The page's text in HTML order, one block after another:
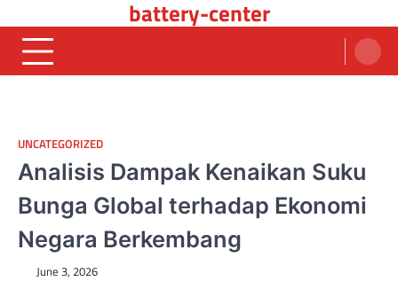
to
content
battery-center
UNCATEGORIZED
Analisis Dampak Kenaikan Suku
Bunga Global terhadap Ekonomi
Negara Berkembang
June 3, 2026